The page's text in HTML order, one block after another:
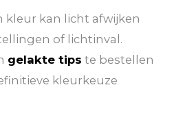
kleur kan licht afwijken
of lichtinval.
gelakte tips te bestellen
kleurkeuze